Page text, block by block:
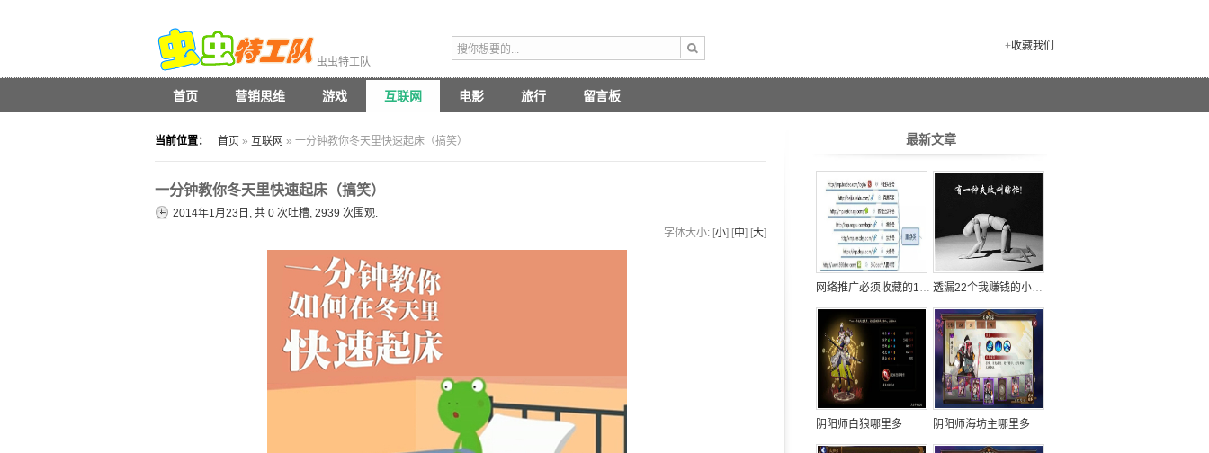
虫虫特工队
+收藏我们
首页 营销思维 游戏 互联网 电影 旅行 留言板
当前位置： 首页 » 互联网 » 一分钟教你冬天里快速起床（搞笑）
一分钟教你冬天里快速起床（搞笑）
2014年1月23日, 共 0 次吐槽, 2939 次围观.
字体大小: [小] [中] [大]
最新文章
网络推广必须收藏的100个自媒体平台 透漏22个我赚钱的小秘密
阴阳师白狼哪里多 阴阳师海坊主哪里多